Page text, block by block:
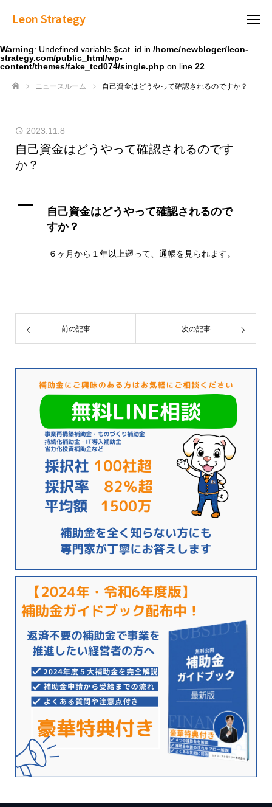
Leon Strategy
Warning: Undefined variable $cat_id in /home/newbloger/leon-
strategy.com/public_html/wp-
content/themes/fake_tcd074/single.php on line 22
ニュースルーム 自己資金はどうやって確認されるのですか？
2023.11.8
自己資金はどうやって確認されるのです
か？
A
自己資金はどうやって確認されるので
すか？
６ヶ月から１年以上遡って、通帳を見られます。
前の記事 次の記事